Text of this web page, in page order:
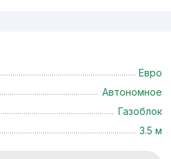
Евро
Автономное
Газоблок
3.5 м